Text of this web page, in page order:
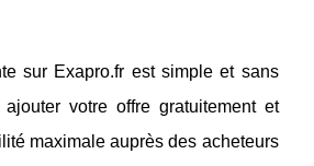
sur Exapro.fr est simple et sans
votre offre gratuitement et
maximale auprès des acheteurs